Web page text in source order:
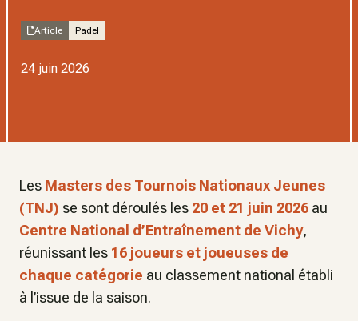
Article Padel
24 juin 2026
Les Masters des Tournois Nationaux Jeunes
(TNJ) se sont déroulés les 20 et 21 juin 2026 au
Centre National d’Entraînement de Vichy,
réunissant les 16 joueurs et joueuses de
chaque catégorie au classement national établi
à l’issue de la saison.